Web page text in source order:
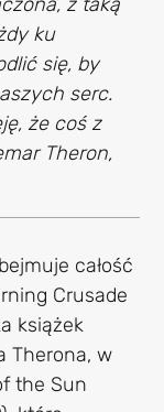
z taką
ku
się, by
serc.
że coś z
Theron,
całość
Crusade
książek
Therona, w
the Sun